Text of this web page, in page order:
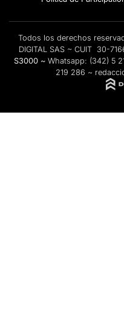
Todos los derechos
DIGITAL SAS ~ CUIT 30-
S3000 ~ Whatsapp: (342) 5
219 286 ~